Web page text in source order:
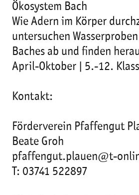
Ökosystem Bach
Wie Adern im Körper
untersuchen
Baches ab und finden
April-Oktober | 5.-12.
Kontakt:
Förderverein Pfaffengut
Beate Groh
pfaffengut.plauen@t-
T: 03741 522897